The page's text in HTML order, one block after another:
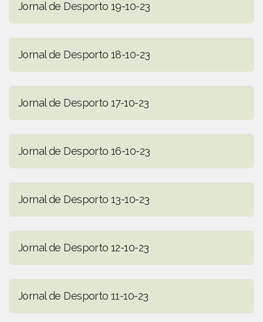
Jornal de Desporto 19-10-23
Jornal de Desporto 18-10-23
Jornal de Desporto 17-10-23
Jornal de Desporto 16-10-23
Jornal de Desporto 13-10-23
Jornal de Desporto 12-10-23
Jornal de Desporto 11-10-23